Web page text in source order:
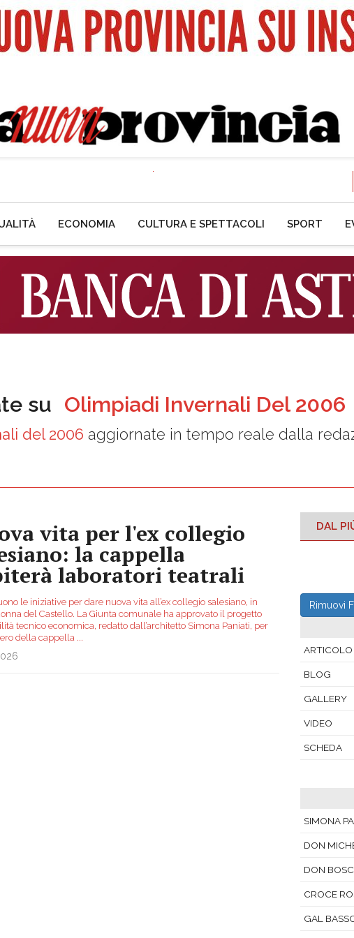
ECONOMIA CULTURA E SPETTACOLI SPORT
su Olimpiadi Invernali Del 2006
del 2006 aggiornate in tempo reale dalla
vita per l'ex collegio
la cappella
laboratori teatrali
le iniziative per dare nuova vita all’ex collegio salesiano, in
del Castello. La Giunta comunale ha approvato il progetto
tecnico economica, redatto dall’architetto Simona Paniati, per
della cappella
DAL
Rimuovi
ARTICOLO
BLOG
GALLERY
VIDEO
SCHEDA
SIMONA
DON
DON
CROCE
GAL